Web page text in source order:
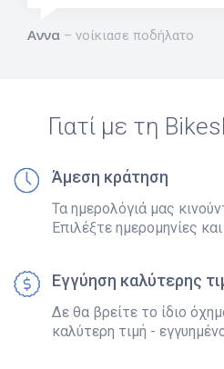
Αννα νοίκιασε ποδήλατο
Γιατί με τη
Άμεση κράτηση
Τα ημερολόγιά μας
Επιλέξτε ημερομηνίες
Εγγύηση καλύτερης
Δε θα βρείτε το ίδιο
καλύτερη τιμή -